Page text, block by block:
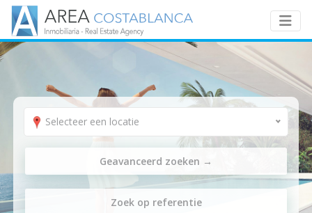
Selecteer een locatie
Geavanceerd zoeken →
Zoek op referentie